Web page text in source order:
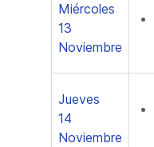
Miércoles
13
Noviembre
Jueves
14
Noviembre